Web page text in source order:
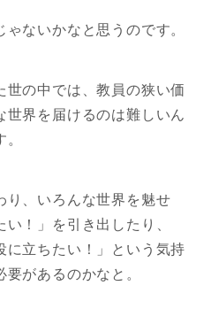
ないかなと思うのです。
世の中では、教員の狭い価
界を届けるのは難しいん
り、いろんな世界を魅せ
！」を引き出したり、
に立ちたい！」という気持
があるのかなと。